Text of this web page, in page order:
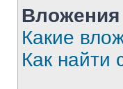
Вложения
Какие
Как найти